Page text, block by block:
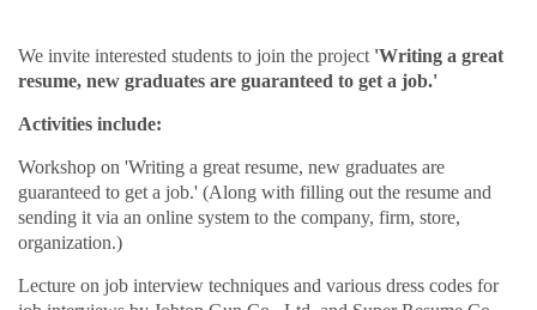
We invite interested students to join the project 'Writing a great
resume, new graduates are guaranteed to get a job.'
Activities include:
Workshop on 'Writing a great resume, new graduates are
guaranteed to get a job.' (Along with filling out the resume and
sending it via an online system to the company, firm, store,
organization.)
Lecture on job interview techniques and various dress codes for